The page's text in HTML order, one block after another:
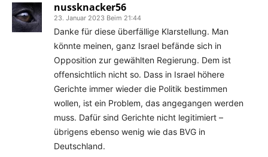
nussknacker56
23. Januar 2023 Beim 21:44
Danke für diese überfällige Klarstellung. Man
könnte meinen, ganz Israel befände sich in
Opposition zur gewählten Regierung. Dem ist
offensichtlich nicht so. Dass in Israel höhere
Gerichte immer wieder die Politik bestimmen
wollen, ist ein Problem, das angegangen werden
muss. Dafür sind Gerichte nicht legitimiert –
übrigens ebenso wenig wie das BVG in
Deutschland.